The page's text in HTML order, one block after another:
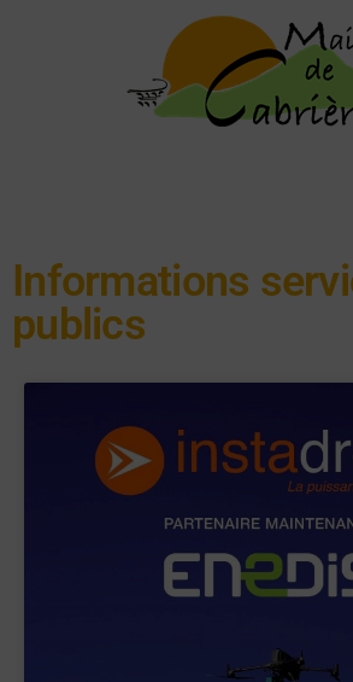
Informations
publics